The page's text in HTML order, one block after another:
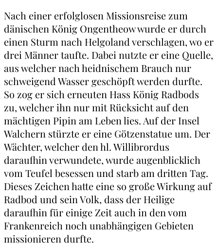
Nach einer erfolglosen Missionsreise zum
dänischen König Ongentheow wurde er durch
einen Sturm nach Helgoland verschlagen, wo er
drei Männer taufte. Dabei nutzte er eine Quelle,
aus welcher nach heidnischem Brauch nur
schweigend Wasser geschöpft werden durfte.
So zog er sich erneuten Hass König Radbods
zu, welcher ihn nur mit Rücksicht auf den
mächtigen Pipin am Leben lies. Auf der Insel
Walchern stürzte er eine Götzenstatue um. Der
Wächter, welcher den hl. Willibrordus
daraufhin verwundete, wurde augenblicklich
vom Teufel besessen und starb am dritten Tag.
Dieses Zeichen hatte eine so große Wirkung auf
Radbod und sein Volk, dass der Heilige
daraufhin für einige Zeit auch in den vom
Frankenreich noch unabhängigen Gebieten
missionieren durfte.